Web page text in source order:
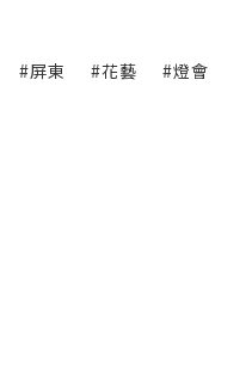
#屏東 #花藝 #燈會